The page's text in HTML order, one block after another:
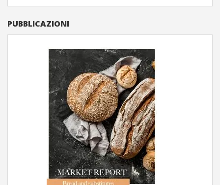
PUBBLICAZIONI